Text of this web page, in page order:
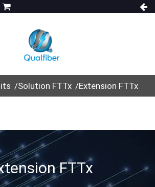
Solution FTTx Extension FTTx
FTTx